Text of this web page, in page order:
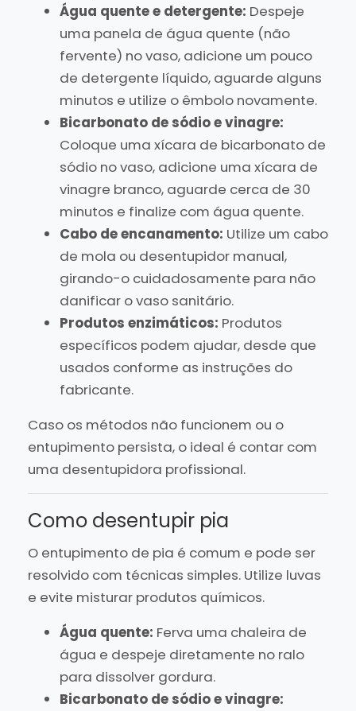
Água quente e detergente: Despeje
uma panela de água quente (não
fervente) no vaso, adicione um pouco
de detergente líquido, aguarde alguns
minutos e utilize o êmbolo novamente.
Bicarbonato de sódio e vinagre:
Coloque uma xícara de bicarbonato de
sódio no vaso, adicione uma xícara de
vinagre branco, aguarde cerca de 30
minutos e finalize com água quente.
Cabo de encanamento: Utilize um cabo
de mola ou desentupidor manual,
girando-o cuidadosamente para não
danificar o vaso sanitário.
Produtos enzimáticos: Produtos
específicos podem ajudar, desde que
usados conforme as instruções do
fabricante.
Caso os métodos não funcionem ou o
entupimento persista, o ideal é contar com
uma desentupidora profissional.
Como desentupir pia
O entupimento de pia é comum e pode ser
resolvido com técnicas simples. Utilize luvas
e evite misturar produtos químicos.
Água quente: Ferva uma chaleira de
água e despeje diretamente no ralo
para dissolver gordura.
Bicarbonato de sódio e vinagre: